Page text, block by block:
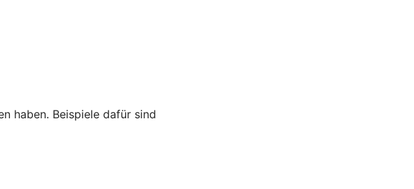
haben. Beispiele dafür sind